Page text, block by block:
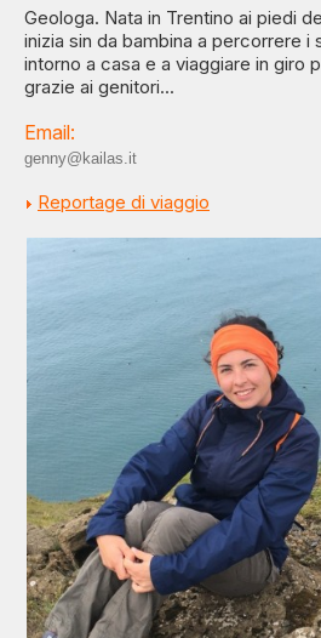
Geologa. Nata in Trentino ai piedi
inizia sin da bambina a percorrere i
intorno a casa e a viaggiare in giro
grazie ai genitori...
Email:
genny@kailas.it
Reportage di viaggio